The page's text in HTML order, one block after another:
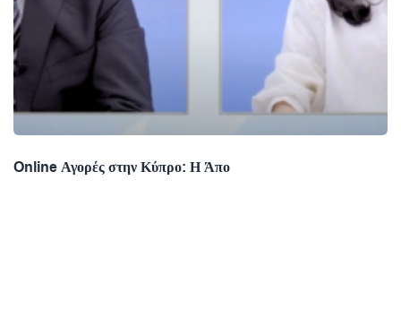
Online Αγορές στην Κύπρο: Η Άπο